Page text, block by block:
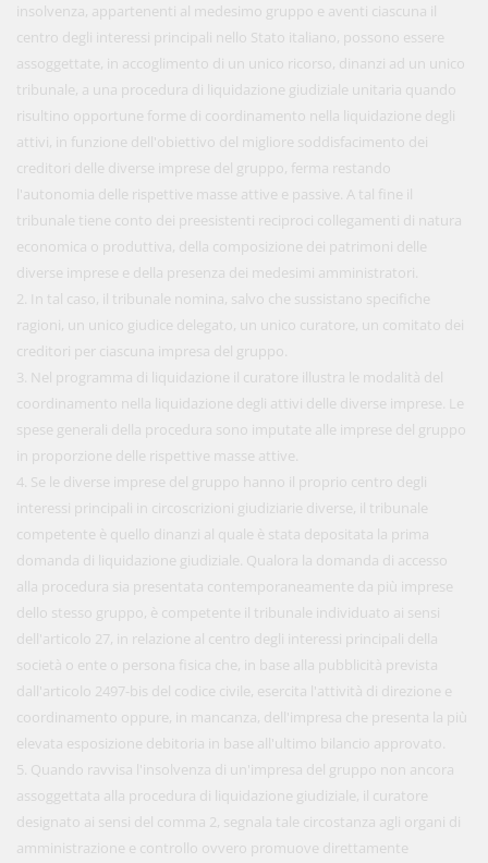
insolvenza, appartenenti al medesimo gruppo e aventi ciascuna il
centro degli interessi principali nello Stato italiano, possono essere
assoggettate, in accoglimento di un unico ricorso, dinanzi ad un unico
tribunale, a una procedura di liquidazione giudiziale unitaria quando
risultino opportune forme di coordinamento nella liquidazione degli
attivi, in funzione dell'obiettivo del migliore soddisfacimento dei
creditori delle diverse imprese del gruppo, ferma restando
l'autonomia delle rispettive masse attive e passive. A tal fine il
tribunale tiene conto dei preesistenti reciproci collegamenti di natura
economica o produttiva, della composizione dei patrimoni delle
diverse imprese e della presenza dei medesimi amministratori.
2. In tal caso, il tribunale nomina, salvo che sussistano specifiche
ragioni, un unico giudice delegato, un unico curatore, un comitato dei
creditori per ciascuna impresa del gruppo.
3. Nel programma di liquidazione il curatore illustra le modalità del
coordinamento nella liquidazione degli attivi delle diverse imprese. Le
spese generali della procedura sono imputate alle imprese del gruppo
in proporzione delle rispettive masse attive.
4. Se le diverse imprese del gruppo hanno il proprio centro degli
interessi principali in circoscrizioni giudiziarie diverse, il tribunale
competente è quello dinanzi al quale è stata depositata la prima
domanda di liquidazione giudiziale. Qualora la domanda di accesso
alla procedura sia presentata contemporaneamente da più imprese
dello stesso gruppo, è competente il tribunale individuato ai sensi
dell'articolo 27, in relazione al centro degli interessi principali della
società o ente o persona fisica che, in base alla pubblicità prevista
dall'articolo 2497-bis del codice civile, esercita l'attività di direzione e
coordinamento oppure, in mancanza, dell'impresa che presenta la più
elevata esposizione debitoria in base all'ultimo bilancio approvato.
5. Quando ravvisa l'insolvenza di un'impresa del gruppo non ancora
assoggettata alla procedura di liquidazione giudiziale, il curatore
designato ai sensi del comma 2, segnala tale circostanza agli organi di
amministrazione e controllo ovvero promuove direttamente